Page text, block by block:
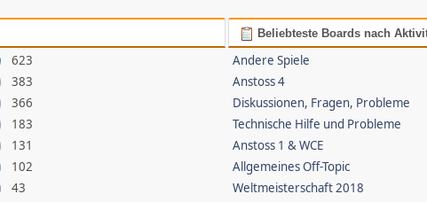
623
383
366
183
131
102
43
Beliebteste Boards nach
Andere Spiele
Anstoss 4
Diskussionen, Fragen, Probleme
Technische Hilfe und Probleme
Anstoss 1 & WCE
Allgemeines Off-Topic
Weltmeisterschaft 2018